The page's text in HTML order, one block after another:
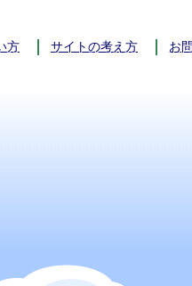
方 サイトの考え方 お